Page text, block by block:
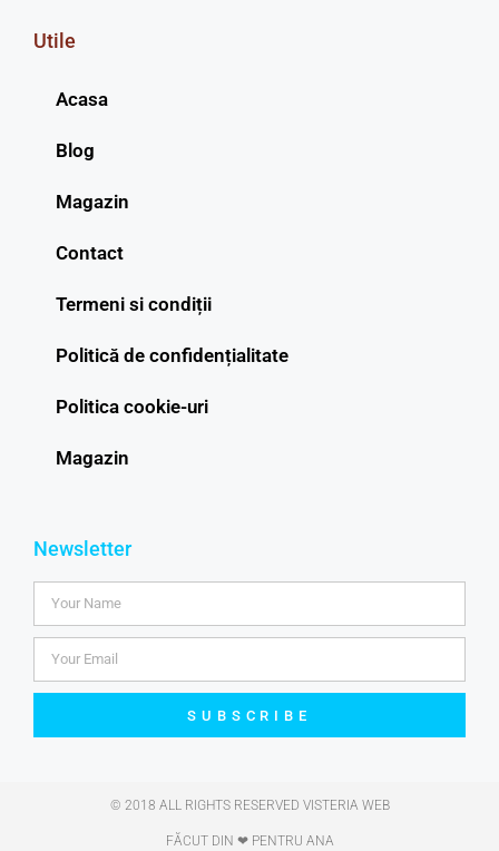
Utile
Acasa
Blog
Magazin
Contact
Termeni si condiții
Politică de confidențialitate
Politica cookie-uri
Magazin
Newsletter
SUBSCRIBE
© 2018 ALL RIGHTS RESERVED​ VISTERIA WEB
FĂCUT DIN ❤ PENTRU ANA